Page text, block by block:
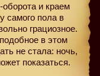
оборота и краем
самого пола в
грациозное.
в этом
не стала: ночь,
показаться.